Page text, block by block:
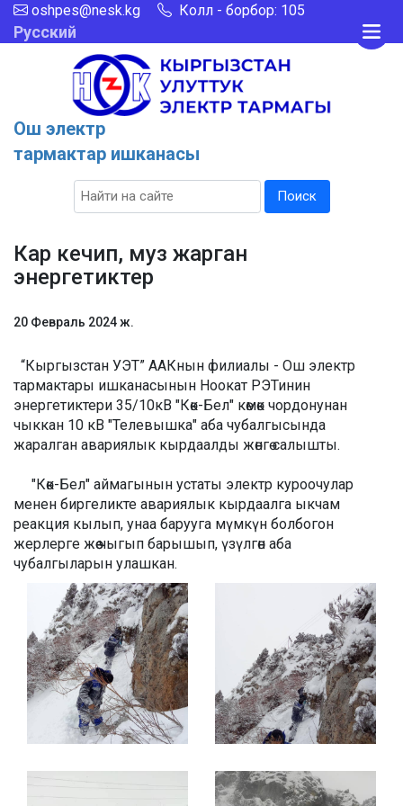
oshpes@nesk.kg Колл - борбор: 105
Русский
Ош электр
тармактар ишканасы
Поиск
Кар кечип, муз жарган
энергетиктер
20 Февраль 2024 ж.
“Кыргызстан УЭТ” ААКнын филиалы - Ош электр
тармактары ишканасынын Ноокат РЭТинин
энергетиктери 35/10кВ "Көк-Бел" көмөк чордонунан
чыккан 10 кВ "Телевышка" аба чубалгысында
жаралган авариялык кырдаалды жөнгө салышты.
"Көк-Бел" аймагынын устаты электр куроочулар
менен биргеликте авариялык кырдаалга ыкчам
реакция кылып, унаа барууга мүмкүн болбогон
жерлерге жөө чыгып барышып, үзүлгөн аба
чубалгыларын улашкан.